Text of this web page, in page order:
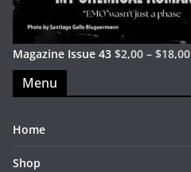
Magazine Issue 43 $2,00 – $18,00
Menu
Home
Shop